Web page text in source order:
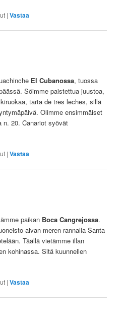
|Vastaa
El Cubanossa, tuossa
Söimme paistettua juustoa,
tarta de tres leches, sillä
Olimme ensimmäiset
20. Canariot syövät
|Vastaa
paikan Boca Cangrejossa.
aivan meren rannalla Santa
Täällä vietämme illan
kohinassa. Sitä kuunnellen
|Vastaa